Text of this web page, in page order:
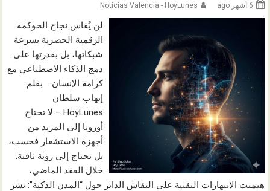
6 أشهر ago Noticias Valencia - HoyLunes
لن يُقاس نجاح الحوكمة
الرقمية الحضرية بسرعة
شبكاتها، بل بقدرتها على
دمج الذكاء الاصطناعي مع
كرامة الإنسان. بقلم
إيهاب سلطان
HoyLunes – لا تحتاج
أوروبا إلى المزيد من
أجهزة الاستشعار فحسب،
بل تحتاج إلى رؤية ثاقبة.
خلال العقد الماضي،
هيمنت الانبهارات التقنية على النقاش الدائر حول “المدن الذكية”: نشر